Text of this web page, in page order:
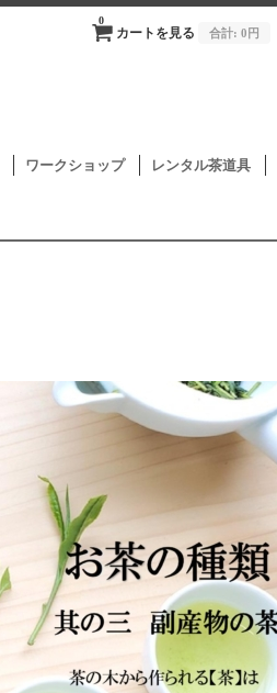
カートを見る
0
合計: 0円
ワークショップ レンタル茶道具